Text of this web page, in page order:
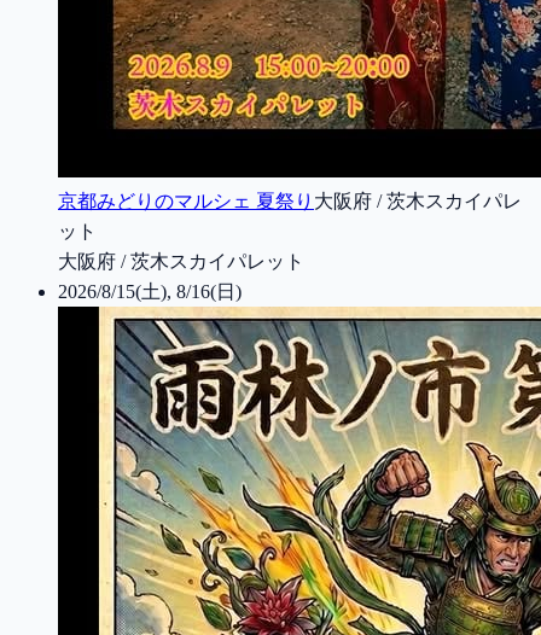
京都みどりのマルシェ 夏祭り 大阪府 / 茨木スカイパレ
ット
大阪府 / 茨木スカイパレット
2026/8/15(土), 8/16(日)